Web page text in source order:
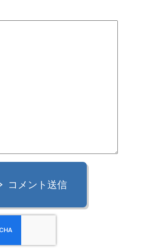
コメント送信